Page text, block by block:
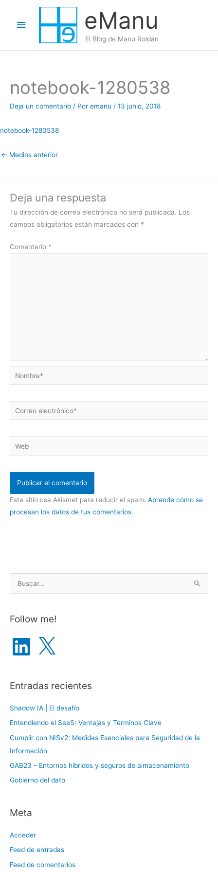
contenido
eManu
El Blog de Manu Roldán
Menú
principal
notebook-1280538
Deja un comentario / Por emanu / 13 junio, 2018
notebook-1280538
← Medios anterior
Deja una respuesta
Tu dirección de correo electrónico no será publicada. Los
campos obligatorios están marcados con *
Comentario *
Nombre*
Correo
electrónico*
Web
Este sitio usa Akismet para reducir el spam. Aprende cómo se
procesan los datos de tus comentarios.
u
c
p
r
Follow me!
L
n
Entradas recientes
Shadow IA | El desafío
Entendiendo el SaaS: Ventajas y Términos Clave
Cumplir con NISv2: Medidas Esenciales para Seguridad de la
Información
GAB23 – Entornos híbridos y seguros de almacenamiento
Gobierno del dato
Meta
Acceder
Feed de entradas
Feed de comentarios